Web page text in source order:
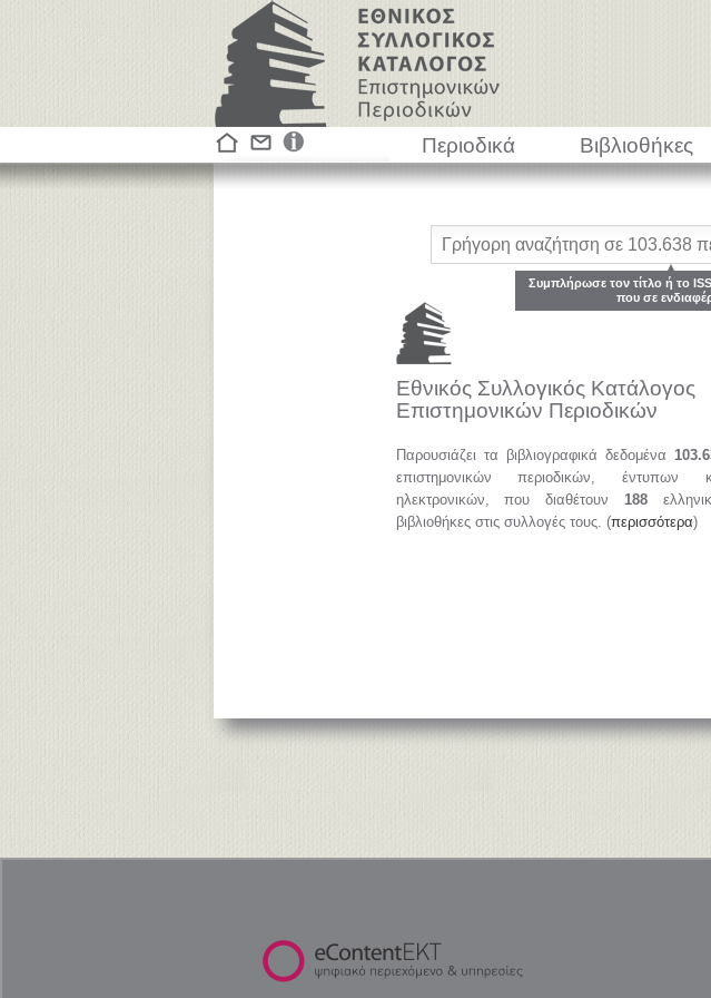
Περιοδικά Βιβλιοθήκες
Εθνικός Συλλογικός Κατάλογος
Επιστημονικών Περιοδικών
Παρουσιάζει τα βιβλιογραφικά δεδομένα
επιστημονικών περιοδικών, έντυπων
ηλεκτρονικών, που διαθέτουν 188
βιβλιοθήκες στις συλλογές τους. (περισσότερα)
Συμπλήρωσε τον τίτλο ή το
που σε